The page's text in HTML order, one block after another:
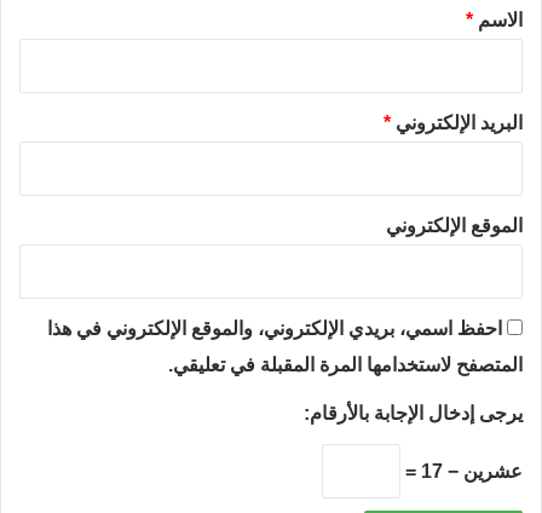
*الاسم *
البريد الإلكتروني *
الموقع الإلكتروني
احفظ اسمي، بريدي الإلكتروني، والموقع الإلكتروني في هذا
المتصفح لاستخدامها المرة المقبلة في تعليقي.
يرجى إدخال الإجابة بالأرقام:
عشرين − 17 =